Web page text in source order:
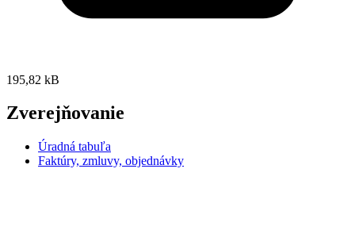
195,82 kB
Zverejňovanie
Úradná tabuľa
Faktúry, zmluvy, objednávky